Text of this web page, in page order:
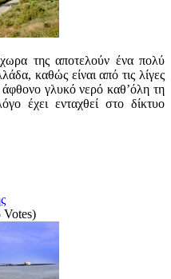
της αποτελούν ένα πολύ
καθώς είναι από τις λίγες
γλυκό νερό καθ’όλη τη
έχει ενταχθεί στο δίκτυο
Votes)